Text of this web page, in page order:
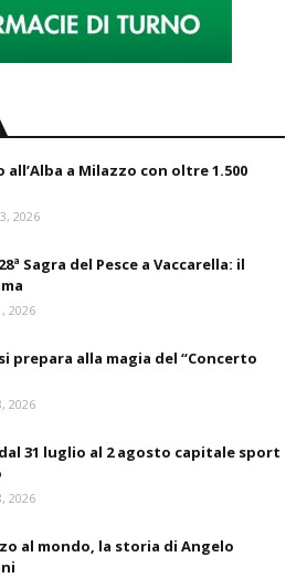
all’Alba a Milazzo con oltre 1.500
2026
Sagra del Pesce a Vaccarella: il
2026
prepara alla magia del “Concerto
2026
31 luglio al 2 agosto capitale sport
2026
al mondo, la storia di Angelo